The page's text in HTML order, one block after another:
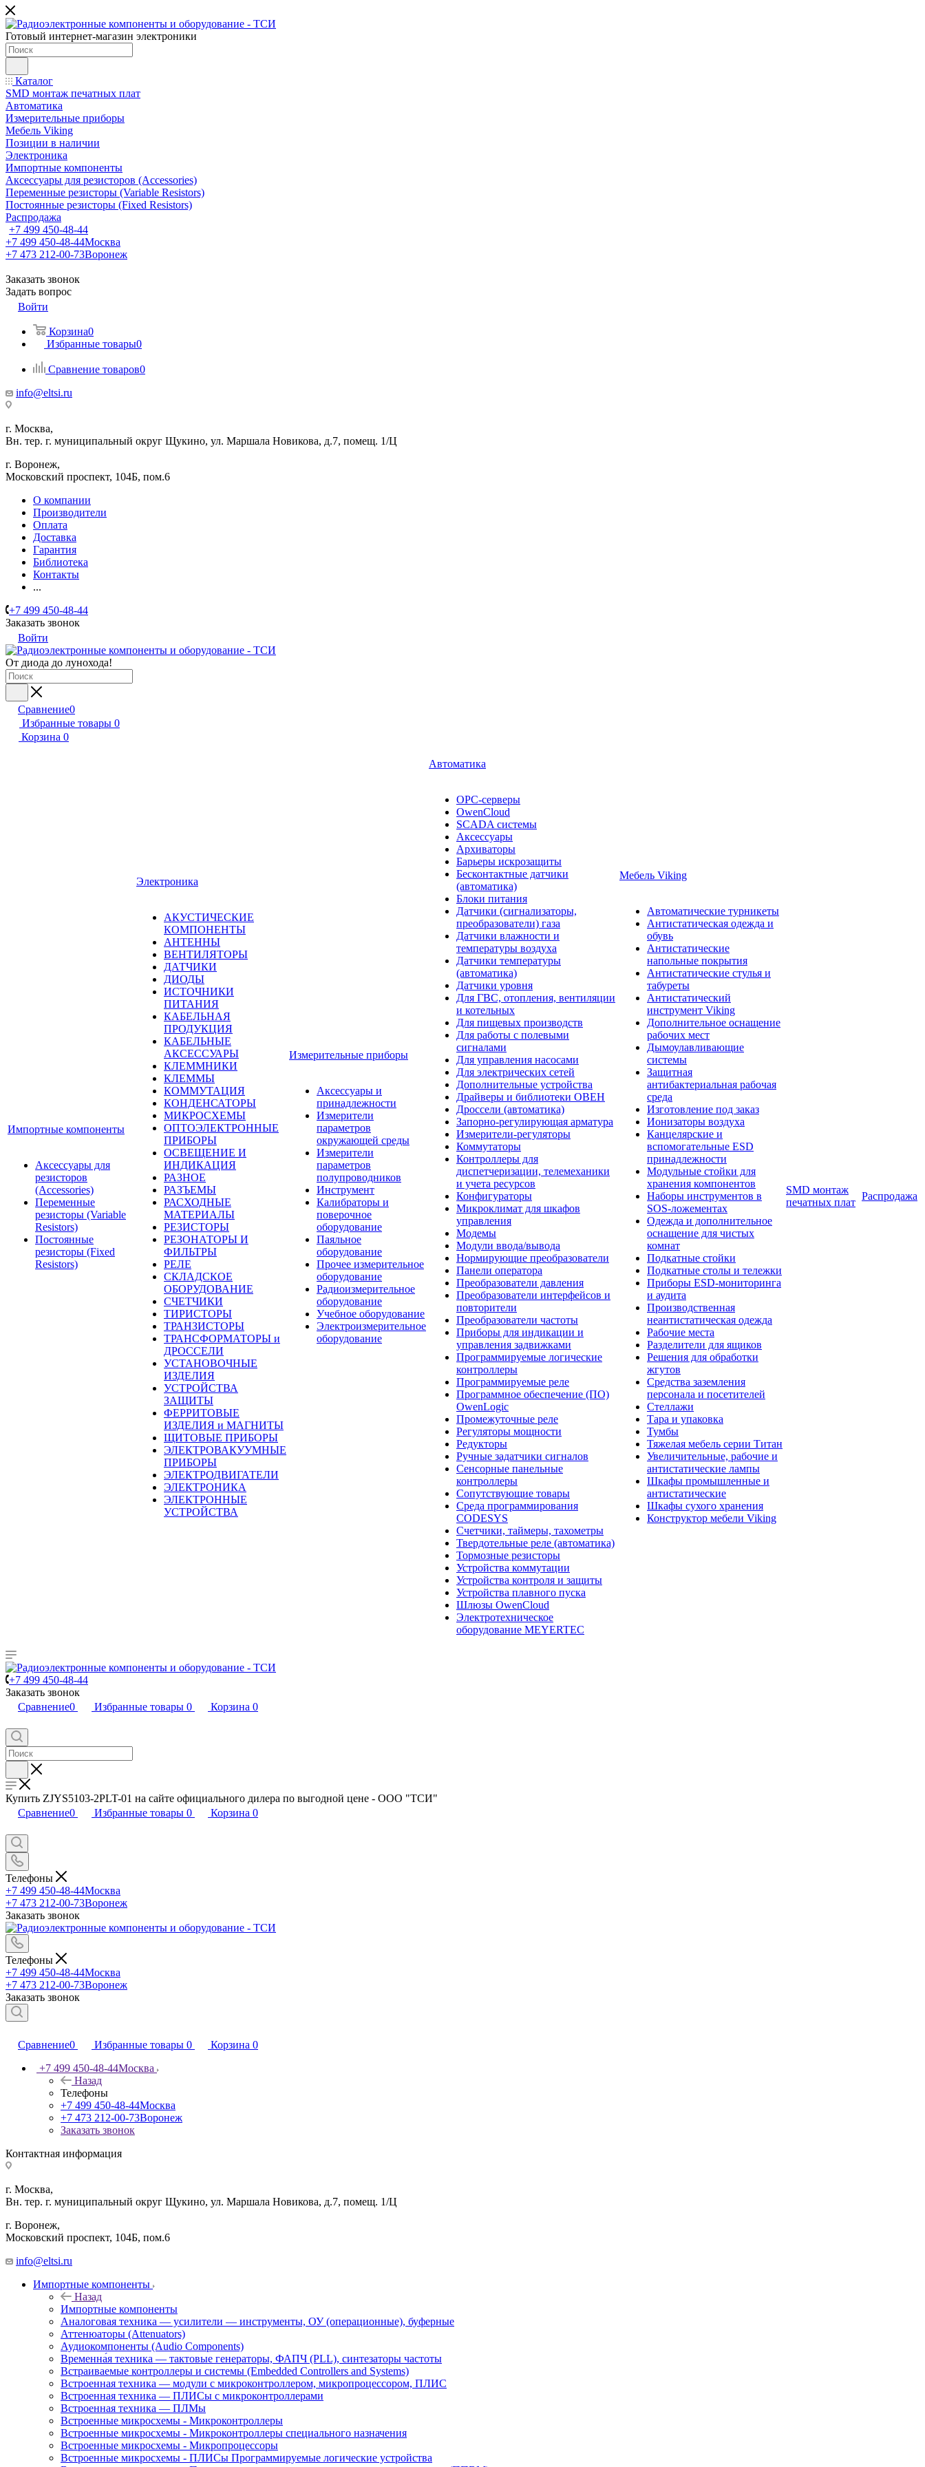
Готовый интернет-магазин электроники
Каталог
SMD монтаж печатных плат
Автоматика
Измерительные приборы
Мебель Viking
Позиции в наличии
Электроника
Импортные компоненты
Аксессуары для резисторов (Accessories)
Переменные резисторы (Variable Resistors)
Постоянные резисторы (Fixed Resistors)
Распродажа
+7 499 450-48-44
+7 499 450-48-44Москва
+7 473 212-00-73Воронеж
Заказать звонок
Задать вопрос
Войти
Корзина0
Избранные товары0
Сравнение товаров0
info@eltsi.ru
г. Москва,
Вн. тер. г. муниципальный округ Щукино, ул. Маршала Новикова, д.7, помещ. 1/Ц
г. Воронеж,
​Московский проспект, 104Б, пом.6
О компании
Производители
Оплата
Доставка
Гарантия
Библиотека
Контакты
...
+7 499 450-48-44
Заказать звонок
Войти
От диода до лунохода!
Сравнение0
Избранные товары 0
Корзина 0
Импортные компоненты
Аксессуары для
резисторов
(Accessories)
Переменные
резисторы (Variable
Resistors)
Постоянные
резисторы (Fixed
Resistors)
Электроника
АКУСТИЧЕСКИЕ
КОМПОНЕНТЫ
АНТЕННЫ
ВЕНТИЛЯТОРЫ
ДАТЧИКИ
ДИОДЫ
ИСТОЧНИКИ
ПИТАНИЯ
КАБЕЛЬНАЯ
ПРОДУКЦИЯ
КАБЕЛЬНЫЕ
АКСЕССУАРЫ
КЛЕММНИКИ
КЛЕММЫ
КОММУТАЦИЯ
КОНДЕНСАТОРЫ
МИКРОСХЕМЫ
ОПТОЭЛЕКТРОННЫЕ
ПРИБОРЫ
ОСВЕЩЕНИЕ И
ИНДИКАЦИЯ
РАЗНОЕ
РАЗЪЕМЫ
РАСХОДНЫЕ
МАТЕРИАЛЫ
РЕЗИСТОРЫ
РЕЗОНАТОРЫ И
ФИЛЬТРЫ
РЕЛЕ
СКЛАДСКОЕ
ОБОРУДОВАНИЕ
СЧЕТЧИКИ
ТИРИСТОРЫ
ТРАНЗИСТОРЫ
ТРАНСФОРМАТОРЫ и
ДРОССЕЛИ
УСТАНОВОЧНЫЕ
ИЗДЕЛИЯ
УСТРОЙСТВА
ЗАЩИТЫ
ФЕРРИТОВЫЕ
ИЗДЕЛИЯ и МАГНИТЫ
ЩИТОВЫЕ ПРИБОРЫ
ЭЛЕКТРОВАКУУМНЫЕ
ПРИБОРЫ
ЭЛЕКТРОДВИГАТЕЛИ
ЭЛЕКТРОНИКА
ЭЛЕКТРОННЫЕ
УСТРОЙСТВА
Измерительные приборы
Аксессуары и
принадлежности
Измерители
параметров
окружающей среды
Измерители
параметров
полупроводников
Инструмент
Калибраторы и
поверочное
оборудование
Паяльное
оборудование
Прочее измерительное
оборудование
Радиоизмерительное
оборудование
Учебное оборудование
Электроизмерительное
оборудование
Автоматика
OPC-серверы
OwenCloud
SCADA системы
Аксессуары
Архиваторы
Барьеры искрозащиты
Бесконтактные датчики
(автоматика)
Блоки питания
Датчики (сигнализаторы,
преобразователи) газа
Датчики влажности и
температуры воздуха
Датчики температуры
(автоматика)
Датчики уровня
Для ГВС, отопления, вентиляции
и котельных
Для пищевых производств
Для работы с полевыми
сигналами
Для управления насосами
Для электрических сетей
Дополнительные устройства
Драйверы и библиотеки ОВЕН
Дроссели (автоматика)
Запорно-регулирующая арматура
Измерители-регуляторы
Коммутаторы
Контроллеры для
диспетчеризации, телемеханики
и учета ресурсов
Конфигураторы
Микроклимат для шкафов
управления
Модемы
Модули ввода/вывода
Нормирующие преобразователи
Панели оператора
Преобразователи давления
Преобразователи интерфейсов и
повторители
Преобразователи частоты
Приборы для индикации и
управления задвижками
Программируемые логические
контроллеры
Программируемые реле
Программное обеспечение (ПО)
OwenLogic
Промежуточные реле
Регуляторы мощности
Редукторы
Ручные задатчики сигналов
Сенсорные панельные
контроллеры
Сопутствующие товары
Среда программирования
CODESYS
Счетчики, таймеры, тахометры
Твердотельные реле (автоматика)
Тормозные резисторы
Устройства коммутации
Устройства контроля и защиты
Устройства плавного пуска
Шлюзы OwenCloud
Электротехническое
оборудование MEYERTEC
Мебель Viking
Автоматические турникеты
Антистатическая одежда и
обувь
Антистатические
напольные покрытия
Антистатические стулья и
табуреты
Антистатический
инструмент Viking
Дополнительное оснащение
рабочих мест
Дымоулавливающие
системы
Защитная
антибактериальная рабочая
среда
Изготовление под заказ
Ионизаторы воздуха
Канцелярские и
вспомогательные ESD
принадлежности
Модульные стойки для
хранения компонентов
Наборы инструментов в
SOS-ложементах
Одежда и дополнительное
оснащение для чистых
комнат
Подкатные стойки
Подкатные столы и тележки
Приборы ESD-мониторинга
и аудита
Производственная
неантистатическая одежда
Рабочие места
Разделители для ящиков
Решения для обработки
жгутов
Средства заземления
персонала и посетителей
Стеллажи
Тара и упаковка
Тумбы
Тяжелая мебель серии Титан
Увеличительные, рабочие и
антистатические лампы
Шкафы промышленные и
антистатические
Шкафы сухого хранения
Конструктор мебели Viking
SMD монтаж
печатных плат
Распродажа
+7 499 450-48-44
Заказать звонок
Сравнение0 Избранные товары 0 Корзина 0
Купить ZJYS5103-2PLT-01 на сайте официального дилера по выгодной цене - ООО "ТСИ"
Сравнение0 Избранные товары 0 Корзина 0
Телефоны
+7 499 450-48-44Москва
+7 473 212-00-73Воронеж
Заказать звонок
Телефоны
+7 499 450-48-44Москва
+7 473 212-00-73Воронеж
Заказать звонок
Сравнение0 Избранные товары 0 Корзина 0
+7 499 450-48-44Москва
Назад
Телефоны
+7 499 450-48-44Москва
+7 473 212-00-73Воронеж
Заказать звонок
Контактная информация
г. Москва,
Вн. тер. г. муниципальный округ Щукино, ул. Маршала Новикова, д.7, помещ. 1/Ц
г. Воронеж,
​Московский проспект, 104Б, пом.6
info@eltsi.ru
Импортные компоненты
Назад
Импортные компоненты
Аналоговая техника — усилители — инструменты, ОУ (операционные), буферные
Аттенюаторы (Attenuators)
Аудиокомпоненты (Audio Components)
Временна́я техника — тактовые генераторы, ФАПЧ (PLL), синтезаторы частоты
Встраиваемые контроллеры и системы (Embedded Controllers and Systems)
Встроенная техника — модули с микроконтроллером, микропроцессором, ПЛИС
Встроенная техника — ПЛИСы с микроконтроллерами
Встроенная техника — ПЛМы
Встроенные микросхемы - Микроконтроллеры
Встроенные микросхемы - Микроконтроллеры специального назначения
Встроенные микросхемы - Микропроцессоры
Встроенные микросхемы - ПЛИСы Программируемые логические устройства